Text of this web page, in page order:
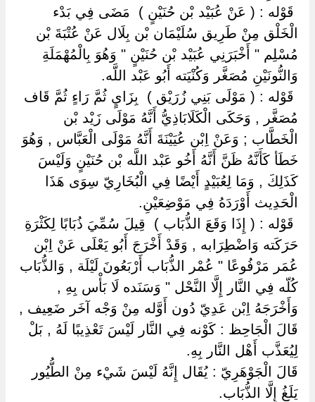
‏ ‏قَوْله : ( عَنْ عُبَيْد بْن حُنَيْنٍ ) ‏ ‏مَضَى فِي بَدْء
الْخَلْق مِنْ طَرِيق سُلَيْمَان بْن بِلَال عَنْ عُتْبَةَ بْن
مُسْلِم " أَخْبَرَنِي عُبَيْد بْن حُنَيْنٍ " وَهُوَ بِالْمُهْمَلَةِ
وَالنُّونَيْنِ مُصَغَّر وَكُنْيَته أَبُو عَبْد اللَّه.
‏ ‏قَوْله : ( مَوْلَى بَنِي زُرَيْق ) ‏ ‏بِزَايٍ ثُمَّ رَاءٍ ثُمَّ قَاف
مُصَغَّر , وَحَكَى الْكَلَابَاذِيُّ أَنَّهُ مَوْلَى زَيْد بْن
الْخَطَّاب ; وَعَنْ اِبْن عُيَيْنَةَ أَنَّهُ مَوْلَى الْعَبَّاس , وَهُوَ
خَطَأ كَأَنَّهُ ظَنَّ أَنَّهُ أَخُو عَبْد اللَّه بْن حُنَيْنٍ وَلَيْسَ
كَذَلِكَ , وَمَا لِعُبَيْدٍ أَيْضًا فِي الْبُخَارِيّ سِوَى هَذَا
الْحَدِيث أَوْرَدَهُ فِي مَوْضِعَيْنِ.
‏ ‏قَوْله : ( إِذَا وَقَعَ الذُّبَاب ) ‏ ‏قِيلَ سُمِّيَ ذُبَابًا لِكَثْرَةِ
حَرَكَته وَاضْطِرَابه , وَقَدْ أَخْرَجَ أَبُو يَعْلَى عَنْ اِبْن
عُمَر مَرْفُوعًا " عُمْر الذُّبَاب أَرْبَعُونَ لَيْلَة , وَالذُّبَاب
كُلّه فِي النَّار إِلَّا النَّحْل " وَسَنَده لَا بَأْس بِهِ ,
وَأَخْرَجَهُ اِبْن عَدِيّ دُون أَوَّله مِنْ وَجْه آخَر ضَعِيف ,
قَالَ الْجَاحِظ : كَوْنه فِي النَّار لَيْسَ تَعْذِيبًا لَهُ , بَلْ
لِيُعَذَّب أَهْل النَّار بِهِ.
قَالَ الْجَوْهَرِيّ : يُقَال إِنَّهُ لَيْسَ شَيْء مِنْ الطُّيُور
يَلَغُ إِلَّا الذُّبَاب.